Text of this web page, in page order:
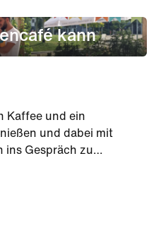
kann
Kaffee und ein
und dabei mit
ins Gespräch zu